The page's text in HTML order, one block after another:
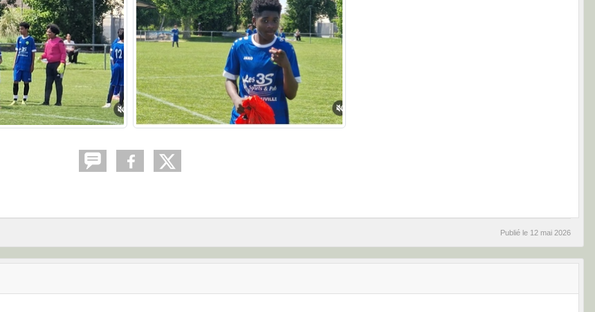
Publié le 12 mai 2026